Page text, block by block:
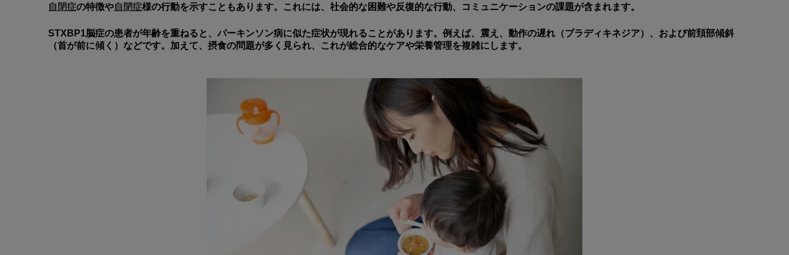
自閉症の特徴や自閉症様の行動を示すこともあります。これには、社会的な困難や反復的な行動、コミュニケーションの課題が含まれます。
STXBP1脳症の患者が年齢を重ねると、パーキンソン病に似た症状が現れることがあります。例えば、震え、動作の遅れ（ブラディキネジア）、および前頚部傾斜
（首が前に傾く）などです。加えて、摂食の問題が多く見られ、これが総合的なケアや栄養管理を複雑にします。